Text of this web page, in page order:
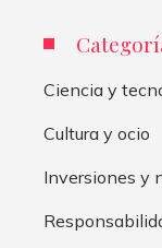
Ciencia y
Cultura y ocio
Inversiones y